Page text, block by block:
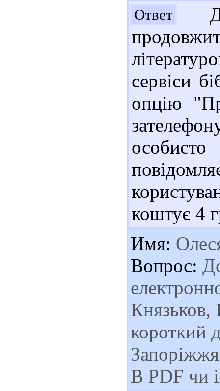
Ответ
сервіси
опцію
особисто
коштує 4
Имя:
Вопрос:
короткий
В PDF чи